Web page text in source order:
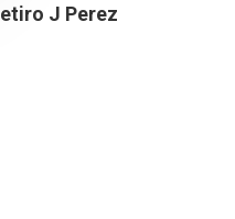
J Perez